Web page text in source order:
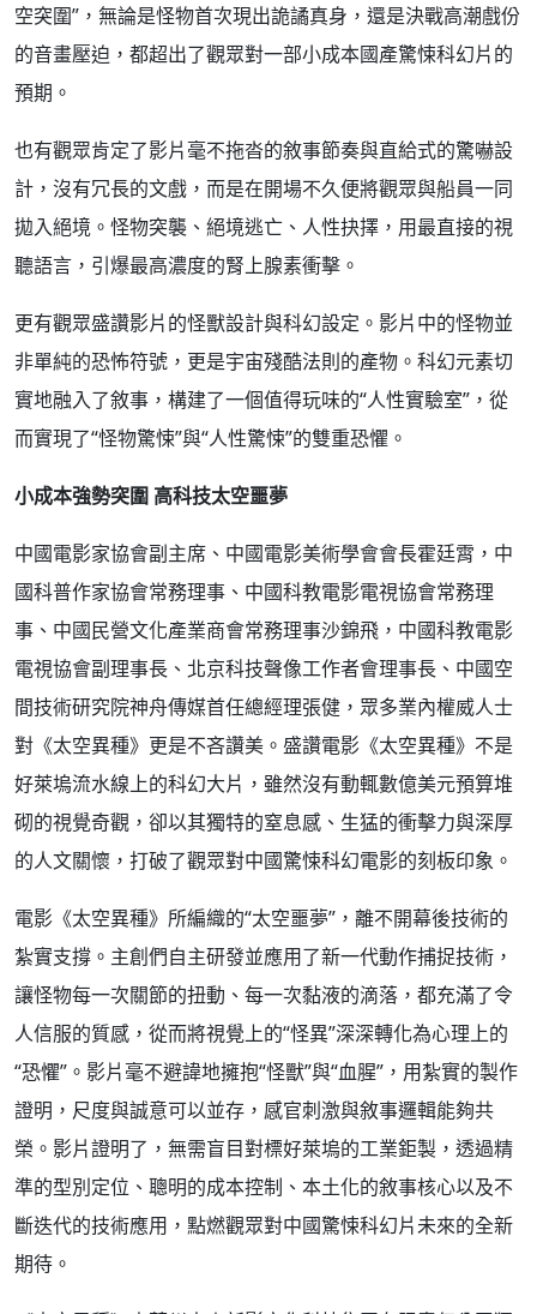
空突圍”，無論是怪物首次現出詭譎真身，還是決戰高潮戲份
的音畫壓迫，都超出了觀眾對一部小成本國產驚悚科幻片的
預期。
也有觀眾肯定了影片毫不拖沓的敘事節奏與直給式的驚嚇設
計，沒有冗長的文戲，而是在開場不久便將觀眾與船員一同
拋入絕境。怪物突襲、絕境逃亡、人性抉擇，用最直接的視
聽語言，引爆最高濃度的腎上腺素衝擊。
更有觀眾盛讚影片的怪獸設計與科幻設定。影片中的怪物並
非單純的恐怖符號，更是宇宙殘酷法則的產物。科幻元素切
實地融入了敘事，構建了一個值得玩味的“人性實驗室”，從
而實現了“怪物驚悚”與“人性驚悚”的雙重恐懼。
小成本強勢突圍 高科技太空噩夢
中國電影家協會副主席、中國電影美術學會會長霍廷霄，中
國科普作家協會常務理事、中國科教電影電視協會常務理
事、中國民營文化產業商會常務理事沙錦飛，中國科教電影
電視協會副理事長、北京科技聲像工作者會理事長、中國空
間技術研究院神舟傳媒首任總經理張健，眾多業內權威人士
對《太空異種》更是不吝讚美。盛讚電影《太空異種》不是
好萊塢流水線上的科幻大片，雖然沒有動輒數億美元預算堆
砌的視覺奇觀，卻以其獨特的窒息感、生猛的衝擊力與深厚
的人文關懷，打破了觀眾對中國驚悚科幻電影的刻板印象。
電影《太空異種》所編織的“太空噩夢”，離不開幕後技術的
紮實支撐。主創們自主研發並應用了新一代動作捕捉技術，
讓怪物每一次關節的扭動、每一次黏液的滴落，都充滿了令
人信服的質感，從而將視覺上的“怪異”深深轉化為心理上的
“恐懼”。影片毫不避諱地擁抱“怪獸”與“血腥”，用紮實的製作
證明，尺度與誠意可以並存，感官刺激與敘事邏輯能夠共
榮。影片證明了，無需盲目對標好萊塢的工業鉅製，透過精
準的型別定位、聰明的成本控制、本土化的敘事核心以及不
斷迭代的技術應用，點燃觀眾對中國驚悚科幻片未來的全新
期待。